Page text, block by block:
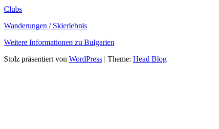
Clubs
Wanderungen / Skierlebnis
Weitere Informationen zu Bulgarien
Stolz präsentiert von WordPress | Theme: Head Blog